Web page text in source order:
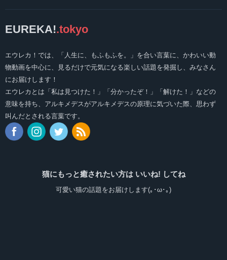
EUREKA!.tokyo
エウレカ！では、「人生に、もふもふを。」を合い言葉に、かわいい動
物動画を中心に、見るだけで元気になる楽しい話題を発掘し、みなさん
にお届けします！
エウレカとは「私は見つけた！」「分かったぞ！」「解けた！」などの
意味を持ち、アルキメデスがアルキメデスの原理に気づいた際、思わず
叫んだとされる言葉です。
猫にもっと癒されたい方は いいね! してね
可愛い猫の話題をお届けします(｡･ω･｡)